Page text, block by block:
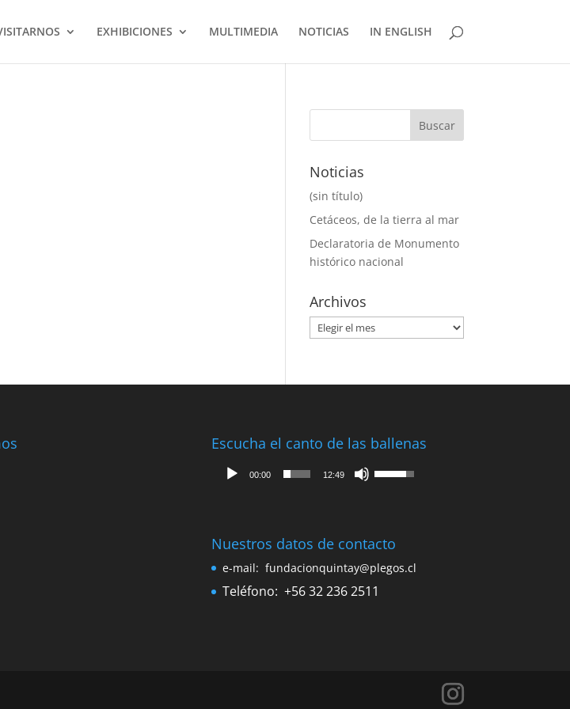
EXHIBICIONES MULTIMEDIA NOTICIAS IN ENGLISH
Noticias
(sin título)
Cetáceos, de la tierra al mar
Declaratoria de Monumento
histórico nacional
Archivos
Archivos
Escucha el canto de las ballenas
Reproductor
00:00 12:49
flecha
para
aumentar
Nuestros datos de contacto
e-mail: fundacionquintay@plegos.cl
Teléfono: +56 32 236 2511